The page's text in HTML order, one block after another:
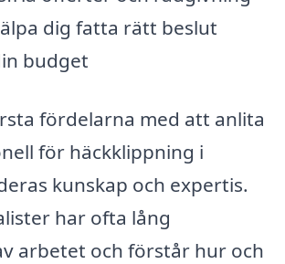
dig fatta rätt beslut
budget
fördelarna med att anlita
för häckklippning i
kunskap och expertis.
har ofta lång
arbetet och förstår hur och